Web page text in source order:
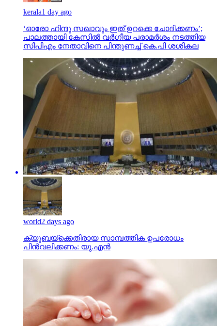
kerala1 day ago
‘ഓരോ ഹിന്ദു സഖാവും ഇത് ഉറക്കെ ചോദിക്കണം’;
പാലത്തായി കേസിൽ വർഗീയ പരാമർശം നടത്തിയ
സിപിഎം നേതാവിനെ പിന്തുണച്ച് കെ.പി ശശികല
world2 days ago
ക്യൂബയ്ക്കെതിരായ സാമ്പത്തിക ഉപരോധം
പിന്‍വലിക്കണം: യു.എന്‍